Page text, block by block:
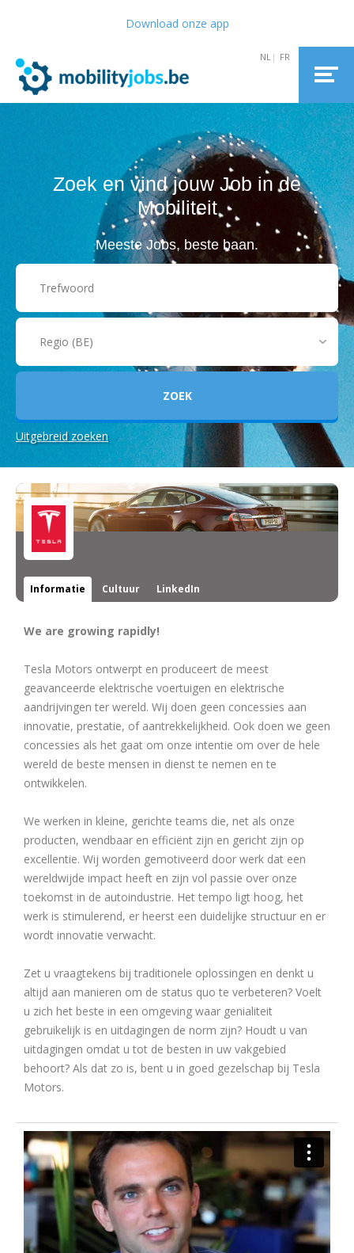
Download onze app
Zoek en vind jouw Job in de
Mobiliteit
Meeste Jobs, beste baan.
Uitgebreid zoeken
Informatie Cultuur LinkedIn
We are growing rapidly!
Tesla Motors ontwerpt en produceert de meest
geavanceerde elektrische voertuigen en elektrische
aandrijvingen ter wereld. Wij doen geen concessies aan
innovatie, prestatie, of aantrekkelijkheid. Ook doen we geen
concessies als het gaat om onze intentie om over de hele
wereld de beste mensen in dienst te nemen en te
ontwikkelen.
We werken in kleine, gerichte teams die, net als onze
producten, wendbaar en efficiënt zijn en gericht zijn op
excellentie. Wij worden gemotiveerd door werk dat een
wereldwijde impact heeft en zijn vol passie over onze
toekomst in de autoindustrie. Het tempo ligt hoog, het
werk is stimulerend, er heerst een duidelijke structuur en er
wordt innovatie verwacht.
Zet u vraagtekens bij traditionele oplossingen en denkt u
altijd aan manieren om de status quo te verbeteren? Voelt
u zich het beste in een omgeving waar genialiteit
gebruikelijk is en uitdagingen de norm zijn? Houdt u van
uitdagingen omdat u tot de besten in uw vakgebied
behoort? Als dat zo is, bent u in goed gezelschap bij Tesla
Motors.